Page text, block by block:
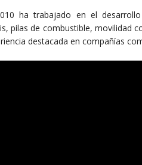
ha trabajado en el
pilas de combustible, movilidad
destacada en compañías